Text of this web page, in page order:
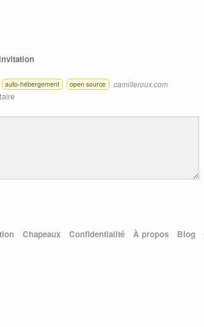
auto-hébergement open source camilleroux.com
Chapeaux Confidentialité À propos Blog